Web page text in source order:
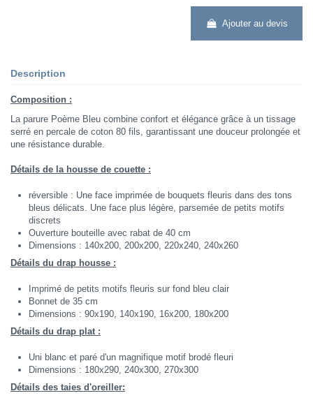
Ajouter au devis
Description
Composition :
La parure Poème Bleu combine confort et élégance grâce à un tissage
serré en percale de coton 80 fils, garantissant une douceur prolongée et
une résistance durable.
Détails de la housse de couette :
réversible : Une face imprimée de bouquets fleuris dans des tons
bleus délicats. Une face plus légère, parsemée de petits motifs
discrets
Ouverture bouteille avec rabat de 40 cm
Dimensions : 140x200, 200x200, 220x240, 240x260
Détails du drap housse :
Imprimé de petits motifs fleuris sur fond bleu clair
Bonnet de 35 cm
Dimensions : 90x190, 140x190, 16x200, 180x200
Détails du drap plat :
Uni blanc et paré d'un magnifique motif brodé fleuri
Dimensions : 180x290, 240x300, 270x300
Détails des taies d'oreiller: